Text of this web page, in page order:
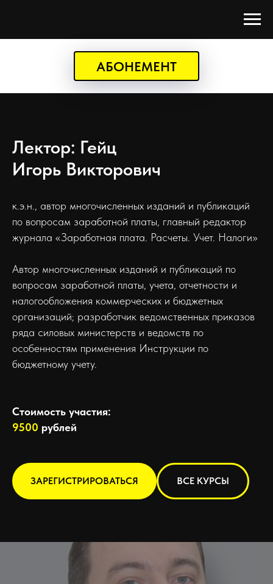
АБОНЕМЕНТ
Лектор: Гейц
Игорь Викторович
к.э.н., автор многочисленных изданий и публикаций
по вопросам заработной платы, главный редактор
журнала «Заработная плата. Расчеты. Учет. Налоги»
Автор многочисленных изданий и публикаций по
вопросам заработной платы, учета, отчетности и
налогообложения коммерческих и бюджетных
организаций; разработчик ведомственных приказов
ряда силовых министерств и ведомств по
особенностям применения Инструкции по
бюджетному учету.
Стоимость участия:
9500 рублей
ЗАРЕГИСТРИРОВАТЬСЯ ВСЕ КУРСЫ